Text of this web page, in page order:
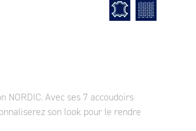
NORDIC. Avec ses 7 accoudoirs
son look pour le rendre